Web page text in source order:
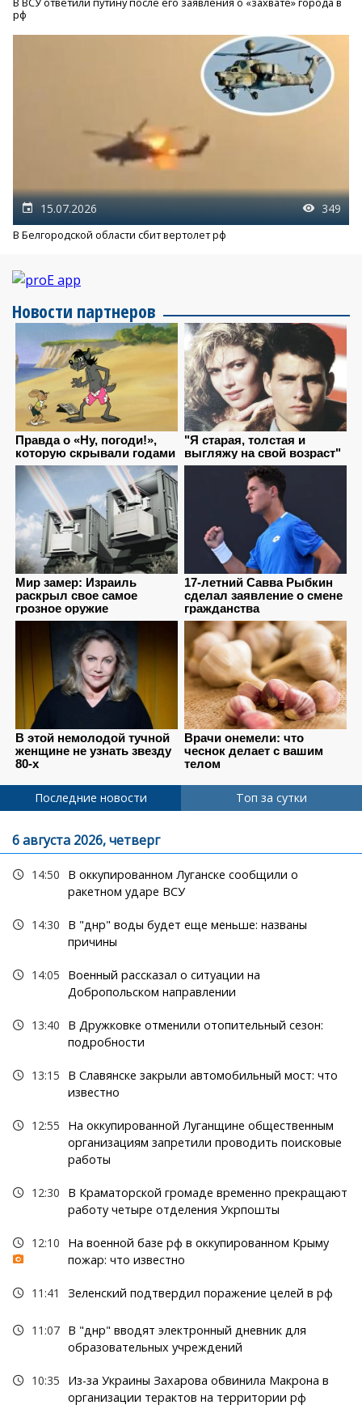
рф
15.07.2026 349
В Белгородской области сбит вертолет рф
Новости партнеров
Последние новости Топ за сутки
6 августа 2026, четверг
14:50
В оккупированном Луганске сообщили о
ракетном ударе ВСУ
14:30
В "днр" воды будет еще меньше: названы
причины
14:05
Военный рассказал о ситуации на
Добропольском направлении
13:40
В Дружковке отменили отопительный сезон:
подробности
13:15
В Славянске закрыли автомобильный мост: что
известно
12:55
На оккупированной Луганщине общественным
организациям запретили проводить поисковые
работы
12:30
В Краматорской громаде временно прекращают
работу четыре отделения Укрпошты
12:10
На военной базе рф в оккупированном Крыму
пожар: что известно
11:41 Зеленский подтвердил поражение целей в рф
11:07 В "днр" вводят электронный дневник для
образовательных учреждений
10:35
Из-за Украины Захарова обвинила Макрона в
организации терактов на территории рф